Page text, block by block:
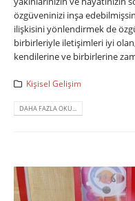
özgüveninizi inşa
ilişkisini yönlendirmek de
birbirleriyle iletişimleri iyi olan,
kendilerine ve birbirlerine
Kişisel Gelişim
DAHA FAZLA OKU...